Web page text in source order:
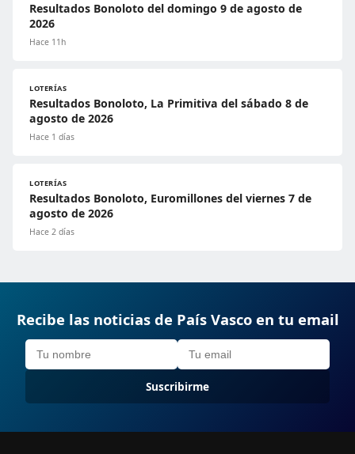
Resultados Bonoloto del domingo 9 de agosto de
2026
Hace 11h
LOTERÍAS
Resultados Bonoloto, La Primitiva del sábado 8 de
agosto de 2026
Hace 1 días
LOTERÍAS
Resultados Bonoloto, Euromillones del viernes 7 de
agosto de 2026
Hace 2 días
Recibe las noticias de País Vasco en tu email
Suscribirme